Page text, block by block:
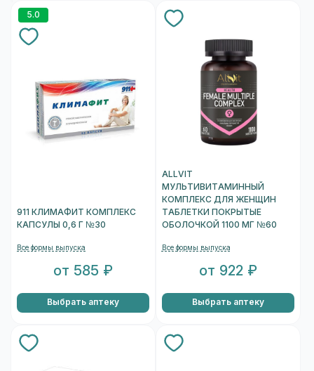
5.0
911 КЛИМАФИТ КОМПЛЕКС
КАПСУЛЫ 0,6 Г №30
Все формы выпуска
от 585 ₽
Выбрать аптеку
ALLVIT
МУЛЬТИВИТАМИННЫЙ
КОМПЛЕКС ДЛЯ ЖЕНЩИН
ТАБЛЕТКИ ПОКРЫТЫЕ
ОБОЛОЧКОЙ 1100 МГ №60
Все формы выпуска
от 922 ₽
Выбрать аптеку